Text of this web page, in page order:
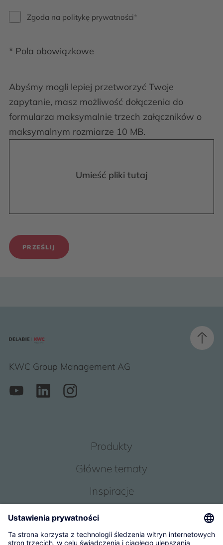
Zgoda na politykę prywatności
* Pola obowiązkowe
Abyśmy mogli lepiej przetworzyć Twoje
zapytanie, masz możliwość dołączenia do
formularza maksymalnie trzech załączników o
maksymalnym rozmiarze 10 MB.
Umieść pliki tutaj
PRZEŚLIJ
KWC Group Management AG
Produkty
Główne tematy
Inspiracje
Obsługa
O Nas